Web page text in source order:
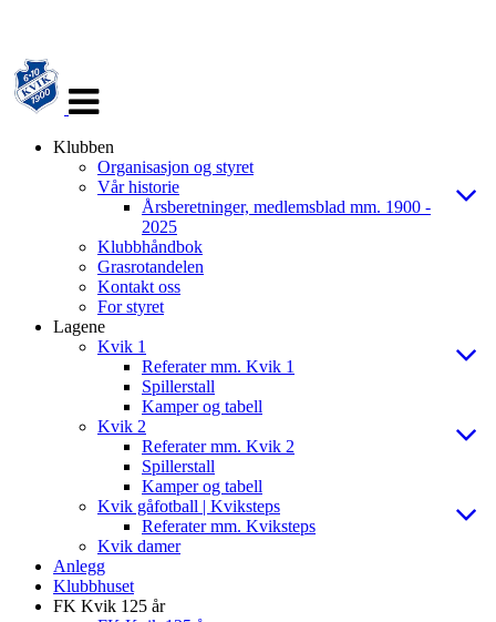
navigasjon
Klubben
Organisasjon og styret
Vår historie
Årsberetninger, medlemsblad mm. 1900 -
2025
Klubbhåndbok
Grasrotandelen
Kontakt oss
For styret
Lagene
Kvik 1
Referater mm. Kvik 1
Spillerstall
Kamper og tabell
Kvik 2
Referater mm. Kvik 2
Spillerstall
Kamper og tabell
Kvik gåfotball | Kviksteps
Referater mm. Kviksteps
Kvik damer
Anlegg
Klubbhuset
FK Kvik 125 år